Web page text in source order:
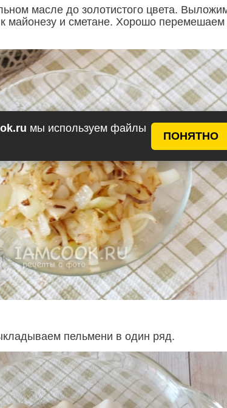
мы используем файлы
ПОНЯТНО
масле до золотистого цвета.
майонезу и сметане. Хорошо перемешаем
пельмени в один ряд.